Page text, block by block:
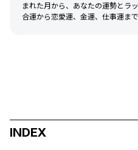
まれた月から、あなたの運勢とラ
合運から恋愛運、金運、仕事運ま
INDEX